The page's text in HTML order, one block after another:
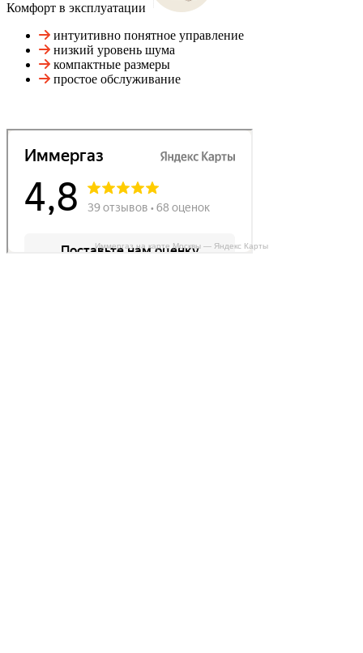
Комфорт в эксплуатации
интуитивно понятное управление
низкий уровень шума
компактные размеры
простое обслуживание
Иммергаз на карте Москвы — Яндекс Карты